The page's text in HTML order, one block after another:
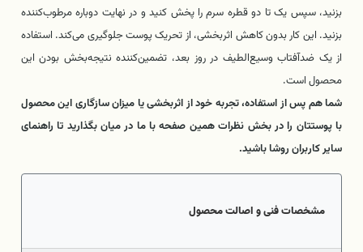
بزنید، سپس یک تا دو قطره سرم را پخش کنید و در نهایت دوباره مرطوب‌کننده
بزنید. این کار بدون کاهش اثربخشی، از تحریک پوست جلوگیری می‌کند. استفاده
از یک ضدآفتاب وسیع‌الطیف در روز بعد، تضمین‌کننده نتیجه‌بخش بودن این
محصول است.
شما هم پس از استفاده، تجربه خود از اثربخشی یا میزان سازگاری این محصول
با پوستتان را در بخش نظرات همین صفحه با ما در میان بگذارید تا راهنمای
سایر کاربران روشا باشید.
مشخصات فنی و اصالت محصول